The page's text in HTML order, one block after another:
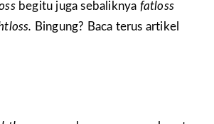
begitu juga sebaliknya fatloss
Bingung? Baca terus artikel